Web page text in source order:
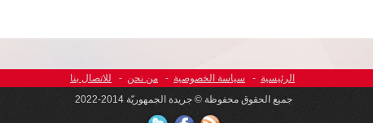
الرئيسية - سياسة الخصوصية - من نحن -
للاتصال بنا
جميع الحقوق محفوظة © جريدة الجمهوريّة 2014-2022